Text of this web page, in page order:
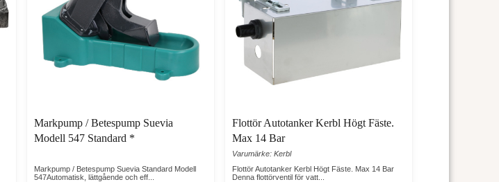
Markpump / Betespump Suevia
Modell 547 Standard *
Markpump / Betespump Suevia Standard Modell
547Automatisk, lättgående och eff...
Flottör Autotanker Kerbl Högt Fäste.
Max 14 Bar
Varumärke: Kerbl
Flottör Autotanker Kerbl Högt Fäste. Max 14 Bar
Denna flottörventil för vatt...